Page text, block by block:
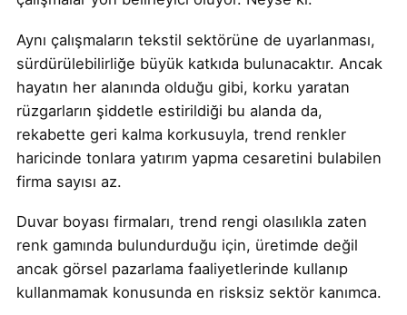
Aynı çalışmaların tekstil sektörüne de uyarlanması,
sürdürülebilirliğe büyük katkıda bulunacaktır. Ancak
hayatın her alanında olduğu gibi, korku yaratan
rüzgarların şiddetle estirildiği bu alanda da,
rekabette geri kalma korkusuyla, trend renkler
haricinde tonlara yatırım yapma cesaretini bulabilen
firma sayısı az.
Duvar boyası firmaları, trend rengi olasılıkla zaten
renk gamında bulundurduğu için, üretimde değil
ancak görsel pazarlama faaliyetlerinde kullanıp
kullanmamak konusunda en risksiz sektör kanımca.